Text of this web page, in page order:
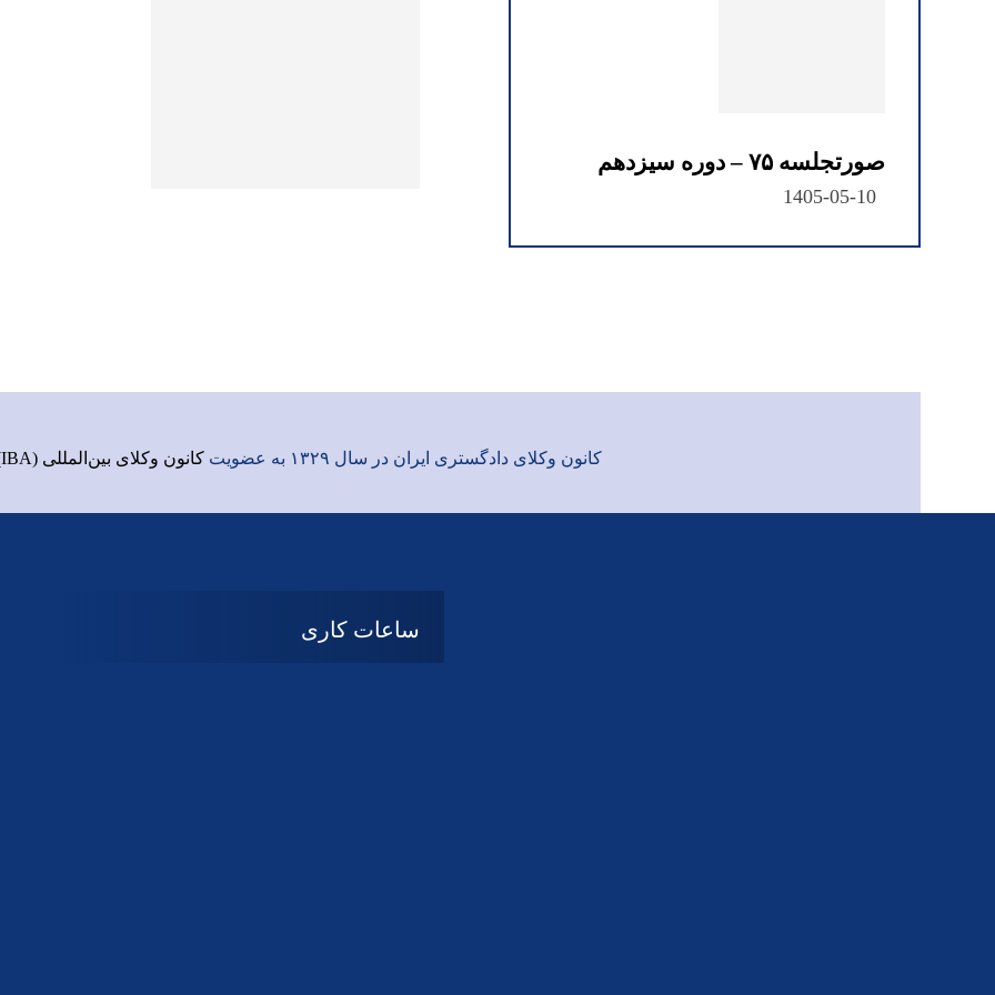
صورتجلسه ۷۵ – دوره سیزدهم
1405-05-10
کانون وکلای دادگستری ایران در سال ۱۳۲۹ به عضویت کانون وکلای بین‌المللی (IBA)
ساعات کاری